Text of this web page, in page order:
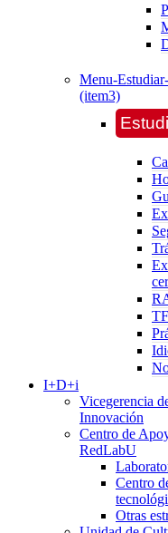
Menu-
(item3)
I+D+i
Vicegerencia
Innovación
Centro de
RedLabU
Centro
Otras